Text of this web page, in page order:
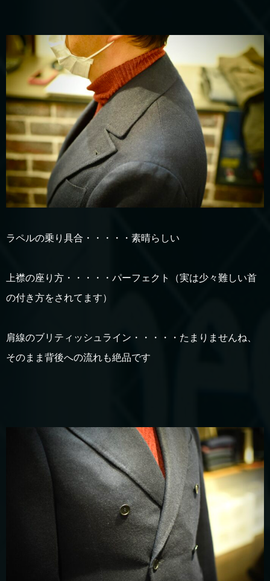
ラペルの乗り具合・・・・・素晴らしい
上襟の座り方・・・・・パーフェクト（実は少々難しい首
の付き方をされてます）
肩線のブリティッシュライン・・・・・たまりませんね、
そのまま背後への流れも絶品です